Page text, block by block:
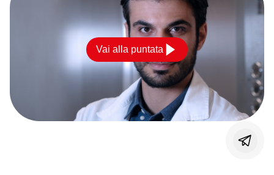
Vai alla puntata